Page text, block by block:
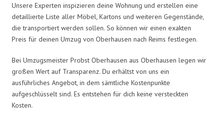
Unsere Experten inspizieren deine Wohnung und erstellen eine
detaillierte Liste aller Möbel, Kartons und weiteren Gegenstände,
die transportiert werden sollen. So können wir einen exakten
Preis für deinen Umzug von Oberhausen nach Reims festlegen.
Bei Umzugsmeister Probst Oberhausen aus Oberhausen legen wir
großen Wert auf Transparenz. Du erhältst von uns ein
ausführliches Angebot, in dem sämtliche Kostenpunkte
aufgeschlüsselt sind. Es entstehen für dich keine versteckten
Kosten.